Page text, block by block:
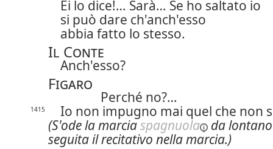
Ei lo dice!… Sarà… Se ho saltato io
si può dare ch'anch'esso
abbia fatto lo stesso.
Il Conte
Anch'esso?
Figaro
Perché no?…
1415
Io non impugno mai quel che non
(S'ode la marciaspagnuola da lontano
seguita il recitativo nella marcia.)